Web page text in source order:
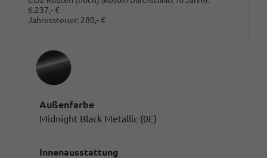
6.237,- €
Jahressteuer: 280,- €
Außenfarbe
Midnight Black Metallic (0E)
Innenausstattung